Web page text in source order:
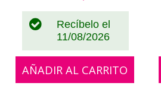
Recíbelo el
11/08/2026
AÑADIR AL CARRITO